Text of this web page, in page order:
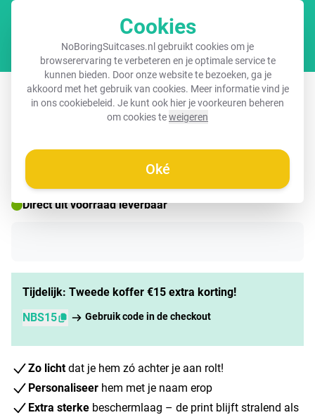
Cookies
NoBoringSuitcases.nl gebruikt cookies om je
browserervaring te verbeteren en je optimale service te
kunnen bieden. Door onze website te bezoeken, ga je
akkoord met het gebruik van cookies. Meer informatie vind je
in onscookiebeleid. Je kunt ook hier je voorkeuren beheren
om cookies teweigeren
Oké
Koffer met naam – Pietertje pinguïn
☀️ ZOMERDEAL
Direct uit voorraad leverbaar
Tijdelijk: Tweede koffer €15 extra korting!
NBS15
Gebruik code in de checkout
Zo lichtdat je hem zó achter je aan rolt!
Personaliseer hem met je naam erop
Extra sterke beschermlaag – de print blijft stralend als